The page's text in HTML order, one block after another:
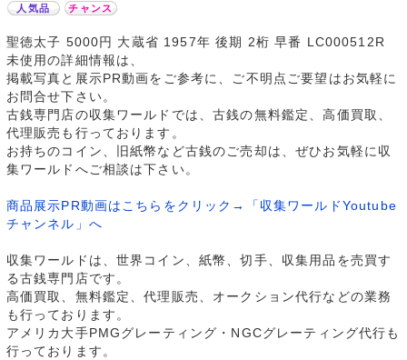
人気品 チャンス
聖徳太子 5000円 大蔵省 1957年 後期 2桁 早番 LC000512R
未使用の詳細情報は、
掲載写真と展示PR動画をご参考に、ご不明点ご要望はお気軽に
お問合せ下さい。
古銭専門店の収集ワールドでは、古銭の無料鑑定、高価買取、
代理販売も行っております。
お持ちのコイン、旧紙幣など古銭のご売却は、ぜひお気軽に収
集ワールドへご相談は下さい。
商品展示PR動画はこちらをクリック→「収集ワールドYoutube
チャンネル」へ
収集ワールドは、世界コイン、紙幣、切手、収集用品を売買す
る古銭専門店です。
高価買取、無料鑑定、代理販売、オークション代行などの業務
も行っております。
アメリカ大手PMGグレーティング・NGCグレーティング代行も
行っております。